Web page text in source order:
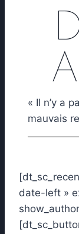
« Il n’y a
mauvais
date-left »